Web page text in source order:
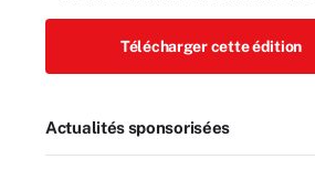
Télécharger cette édition
Actualités sponsorisées